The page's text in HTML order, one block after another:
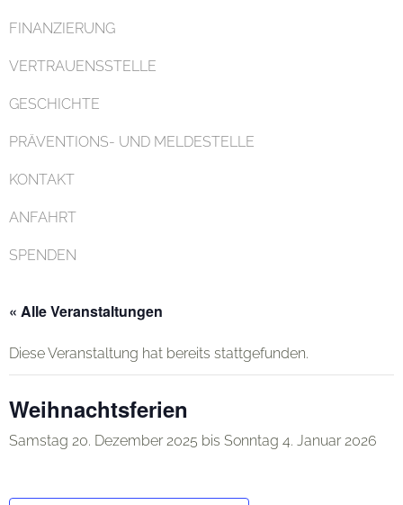
FINANZIERUNG
VERTRAUENSSTELLE
GESCHICHTE
PRÄVENTIONS- UND MELDESTELLE
KONTAKT
ANFAHRT
SPENDEN
« Alle Veranstaltungen
Diese Veranstaltung hat bereits stattgefunden.
Weihnachtsferien
Samstag 20. Dezember 2025 bis Sonntag 4. Januar 2026